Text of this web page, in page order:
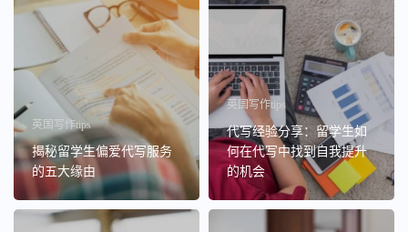
英国写作tips
揭秘留学生偏爱代写服务
的五大缘由
英国写作tips
代写经验分享：留学生如
何在代写中找到自我提升
的机会